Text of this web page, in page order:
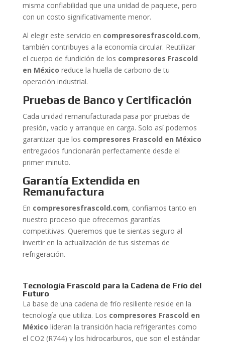
misma confiabilidad que una unidad de paquete, pero
con un costo significativamente menor.
Al elegir este servicio en compresoresfrascold.com,
también contribuyes a la economía circular. Reutilizar
el cuerpo de fundición de los compresores Frascold
en México reduce la huella de carbono de tu
operación industrial.
Pruebas de Banco y Certificación
Cada unidad remanufacturada pasa por pruebas de
presión, vacío y arranque en carga. Solo así podemos
garantizar que los compresores Frascold en México
entregados funcionarán perfectamente desde el
primer minuto.
Garantía Extendida en
Remanufactura
En compresoresfrascold.com, confiamos tanto en
nuestro proceso que ofrecemos garantías
competitivas. Queremos que te sientas seguro al
invertir en la actualización de tus sistemas de
refrigeración.
Tecnología Frascold para la Cadena de Frío del
Futuro
La base de una cadena de frío resiliente reside en la
tecnología que utiliza. Los compresores Frascold en
México lideran la transición hacia refrigerantes como
el CO2 (R744) y los hidrocarburos, que son el estándar